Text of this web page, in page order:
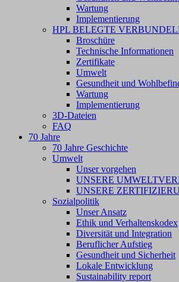
Wartung
Implementierung
HPL BELEGTE
Broschüre
Technische Informationen
Zertifikate
Umwelt
Gesundheit und
Wartung
Implementierung
3D-Dateien
FAQ
70 Jahre
70 Jahre Geschichte
Umwelt
Unser vorgehen
UNSERE
UNSERE
Sozialpolitik
Unser Ansatz
Ethik und Verhaltenskodex
Diversität und Integration
Beruflicher Aufstieg
Gesundheit und Sicherheit
Lokale Entwicklung
Sustainability report